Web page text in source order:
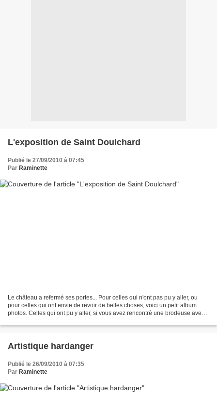
L'exposition de Saint Doulchard
Publié le 27/09/2010 à 07:45
Par Raminette
Le château a refermé ses portes... Pour celles qui n'ont pas pu y aller, ou
pour celles qui ont envie de revoir de belles choses, voici un petit album
photos. Celles qui ont pu y aller, si vous avez rencontré une brodeuse avec
Artistique hardanger
Publié le 26/09/2010 à 07:35
Par Raminette